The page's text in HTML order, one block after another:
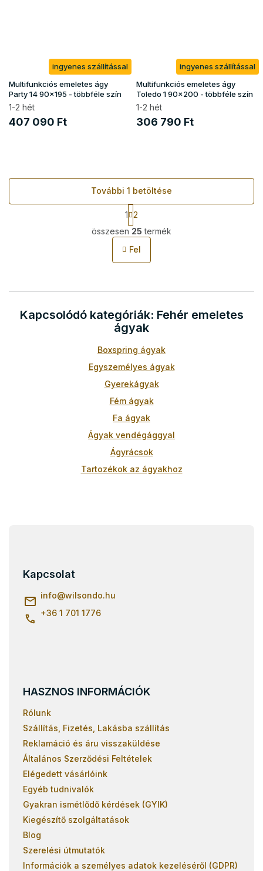
ingyenes szállítással
Multifunkciós emeletes ágy
Party 14 90x195 - többféle szín
1-2 hét
407 090 Ft
ingyenes szállítással
Multifunkciós emeletes ágy
Toledo 1 90x200 - többféle szín
1-2 hét
306 790 Ft
L
i
s
r
n
y
í
t
s
e
e
m
e
i
További 1 betöltése
L
a
p
o
z
1 2
összesen 25 termék
Fel
Kapcsolódó kategóriák: Fehér emeletes
ágyak
Boxspring ágyak
Egyszemélyes ágyak
Gyerekágyak
Fém ágyak
Fa ágyak
Ágyak vendégággyal
Ágyrácsok
Tartozékok az ágyakhoz
Borovi emeletes ágyak
Tölgy emeletes ágyak
Kapcsolat
info@wilsondo.hu
+36 1 701 1776
HASZNOS INFORMÁCIÓK
Rólunk
Szállítás, Fizetés, Lakásba szállítás
Reklamáció és áru visszaküldése
Általános Szerződési Feltételek
Elégedett vásárlóink
Egyéb tudnivalók
Gyakran ismétlődő kérdések (GYIK)
Kiegészítő szolgáltatások
Blog
Szerelési útmutatók
Információk a személyes adatok kezeléséről (GDPR)